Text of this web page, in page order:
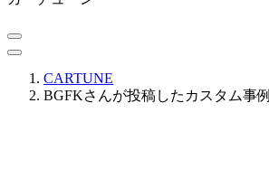
CARTUNE
BGFKさんが投稿したカスタム事例